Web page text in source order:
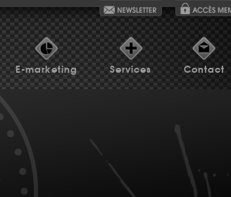
E-marketing Services Contact